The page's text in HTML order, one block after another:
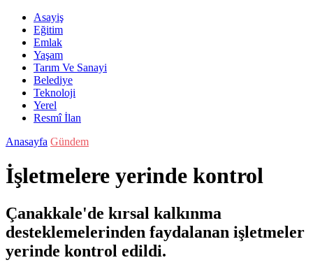
Asayiş
Eğitim
Emlak
Yaşam
Tarım Ve Sanayi
Belediye
Teknoloji
Yerel
Resmî İlan
Anasayfa Gündem
İşletmelere yerinde kontrol
Çanakkale'de kırsal kalkınma
desteklemelerinden faydalanan işletmeler
yerinde kontrol edildi.